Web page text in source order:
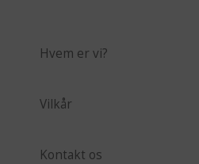
Hvem er vi?
Vilkår
Kontakt os